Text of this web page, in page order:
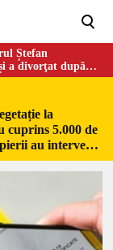
Ștefan
a divorţat după
la
cuprins 5.000 de
au intervenit